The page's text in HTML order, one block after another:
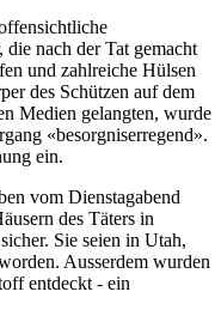
nach der Tat gemacht
und zahlreiche Hülsen
des Schützen auf dem
Medien gelangten, wurde
«besorgniserregend».
ein.
vom Dienstagabend
des Täters in
Sie seien in Utah,
Ausserdem wurden
entdeckt - ein